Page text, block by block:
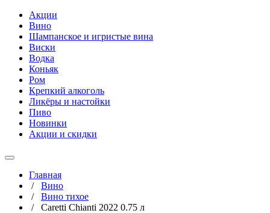
Акции
Вино
Шампанское и игристые вина
Виски
Водка
Коньяк
Ром
Крепкий алкоголь
Ликёры и настойки
Пиво
Новинки
Акции и скидки
Главная
/ Вино
/ Вино тихое
/ Caretti Chianti 2022 0.75 л